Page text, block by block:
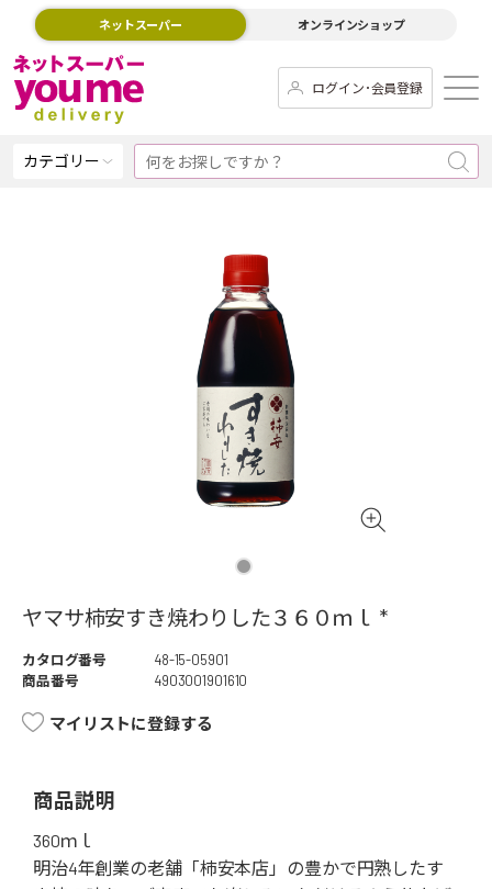
ネットスーパー オンラインショップ
ログイン･会員登録
カテゴリー
ヤマサ柿安すき焼わりした３６０ｍｌ *
カタログ番号
48-15-05901
商品番号
4903001901610
マイリストに登録する
商品説明
360ｍｌ
明治4年創業の老舗「柿安本店」の豊かで円熟したす